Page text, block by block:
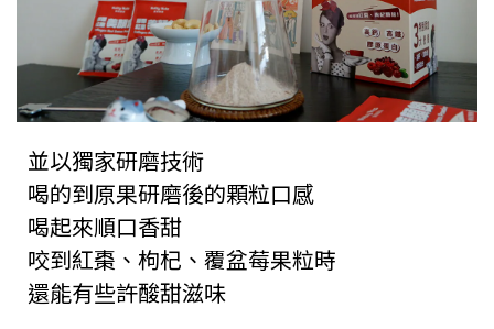
並以獨家研磨技術
喝的到原果研磨後的顆粒口感
喝起來順口香甜
咬到紅棗、枸杞、覆盆莓果粒時
還能有些許酸甜滋味